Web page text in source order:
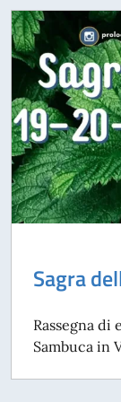
Sagra
Rassegna di
Sambuca in